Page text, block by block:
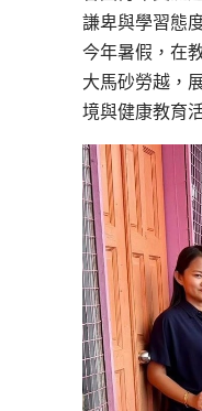
謙卑與學習態
今年暑假，在
大馬砂勞越 ，
境與健康教育